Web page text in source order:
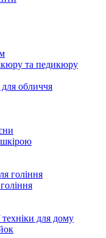
та педикюру
обличчя
шкірою
гоління
техніки для дому